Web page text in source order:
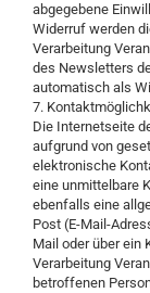
abgegebene
Widerruf werden
Verarbeitung
des Newsletters
automatisch als
7.
Die Internetseite
aufgrund von
elektronische
eine unmittelbare
ebenfalls eine
Post (E-Mail-
Mail oder über ein
Verarbeitung
betroffenen